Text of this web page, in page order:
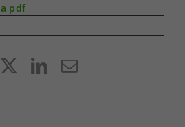
pdf
LinkedIn
E-